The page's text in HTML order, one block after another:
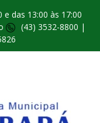
e das 13:00 às 17:00
(43) 3532-8800 |